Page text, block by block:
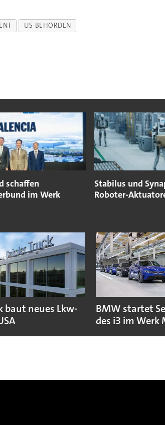
US-BEHÖRDEN
schaffen
im Werk
Stabilus und
Roboter-
baut neues Lkw-
BMW startet
des i3 im Werk